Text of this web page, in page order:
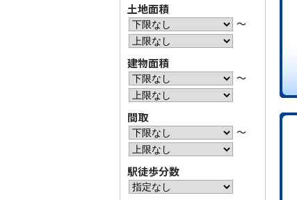
土地面積
〜
建物面積
〜
間取
〜
駅徒歩分数